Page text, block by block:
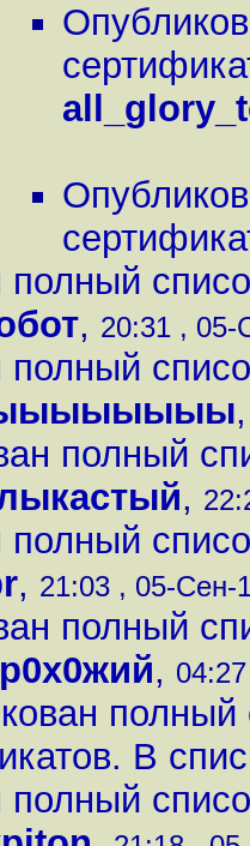
полный
, 20:31 , 05-
полный
полный
,
полный
, 21:03 , 05-Сен-
полный
,
В
полный